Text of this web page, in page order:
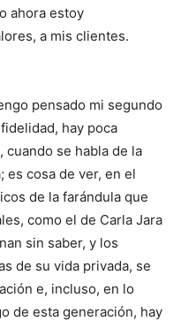
ahora estoy
a mis clientes.
pensado mi segundo
hay poca
se habla de la
es cosa de ver, en el
de la farándula que
como el de Carla Jara
sin saber, y los
de su vida privada, se
e, incluso, en lo
de esta generación, hay